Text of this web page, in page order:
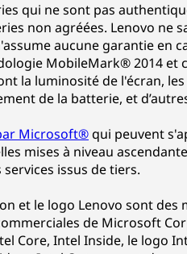
qui ne sont pas
non agréées. Lenovo ne
aucune garantie en
MobileMark® 2014
la luminosité de l'écran,
de la batterie, et
Microsoft®qui peuvent
mises à niveau
issus de tiers.
et le logo Lenovo sont
de Microsoft
Core, Intel Inside, le logo